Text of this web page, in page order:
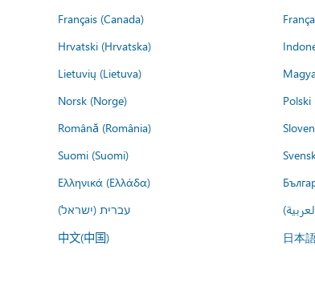
Français (Canada)
Hrvatski (Hrvatska)
Lietuvių (Lietuva)
Norsk (Norge)
Polski
Română (România)
Suomi (Suomi)
Ελληνικά (Ελλάδα)
עברית (ישראל)
中文(中国) 日本